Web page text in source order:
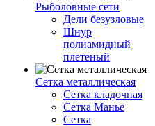
Рыболовные сети
Дели безузловые
Шнур
полиамидный
плетеный
Сетка металлическая
Сетка кладочная
Сетка Манье
Сетка